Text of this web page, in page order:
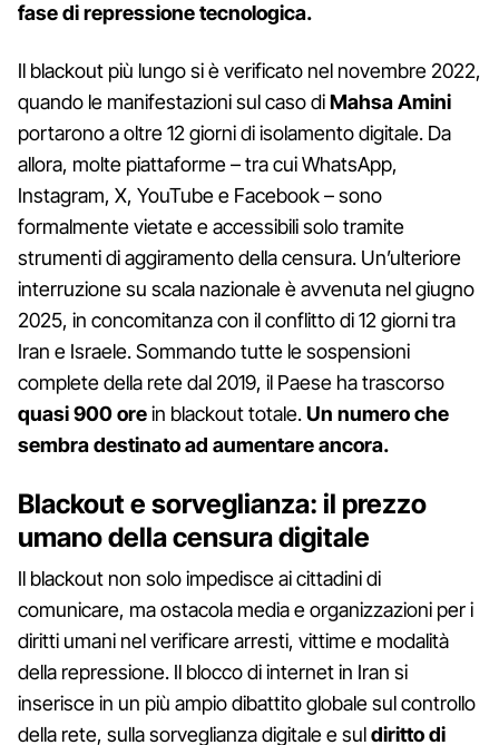
fase di repressione tecnologica.
Il blackout più lungo si è verificato nel novembre 2022,
quando le manifestazioni sul caso diMahsa Amini
portarono a oltre 12 giorni di isolamento digitale. Da
allora, molte piattaforme – tra cui WhatsApp,
Instagram, X, YouTube e Facebook – sono
formalmente vietate e accessibili solo tramite
strumenti di aggiramento della censura. Un’ulteriore
interruzione su scala nazionale è avvenuta nel giugno
2025, in concomitanza con il conflitto di 12 giorni tra
Iran e Israele. Sommando tutte le sospensioni
complete della rete dal 2019, il Paese ha trascorso
quasi 900 orein blackout totale.Un numero che
sembra destinato ad aumentare ancora.
Blackout e sorveglianza: il prezzo
umano della censura digitale
Il blackout non solo impedisce ai cittadini di
comunicare, ma ostacola media e organizzazioni per i
diritti umani nel verificare arresti, vittime e modalità
della repressione. Il blocco di internet in Iran si
inserisce in un più ampio dibattito globale sul controllo
della rete, sulla sorveglianza digitale e suldiritto di